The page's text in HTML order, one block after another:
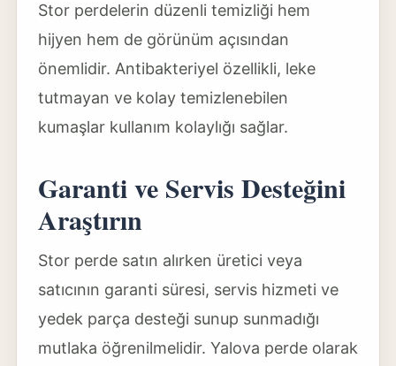
Stor perdelerin düzenli temizliği hem
hijyen hem de görünüm açısından
önemlidir. Antibakteriyel özellikli, leke
tutmayan ve kolay temizlenebilen
kumaşlar kullanım kolaylığı sağlar.
Garanti ve Servis Desteğini
Araştırın
Stor perde satın alırken üretici veya
satıcının garanti süresi, servis hizmeti ve
yedek parça desteği sunup sunmadığı
mutlaka öğrenilmelidir. Yalova perde olarak